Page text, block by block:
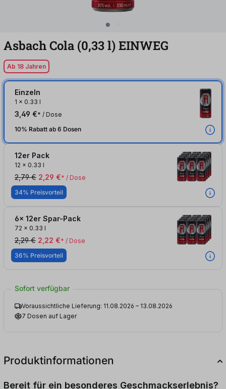
Asbach Cola (0,33l)EINWEG
Ab 18 Jahren
Einzeln
1 x 0.33 l
3,49 €* / Dose
10% Rabatt ab 6 Dosen
12er Pack
12 x 0.33 l
2,79 € 2,29 €* / Dose
34% Preisvorteil
6x 12er Spar-Pack
72 x 0.33 l
2,29 € 2,22 €* / Dose
36% Preisvorteil
Sofort verfügbar
Voraussichtliche Lieferung: 11.08.2026 – 13.08.2026
7 Dosen auf Lager
Produktinformationen
Bereit für ein besonderes Geschmackserlebnis?